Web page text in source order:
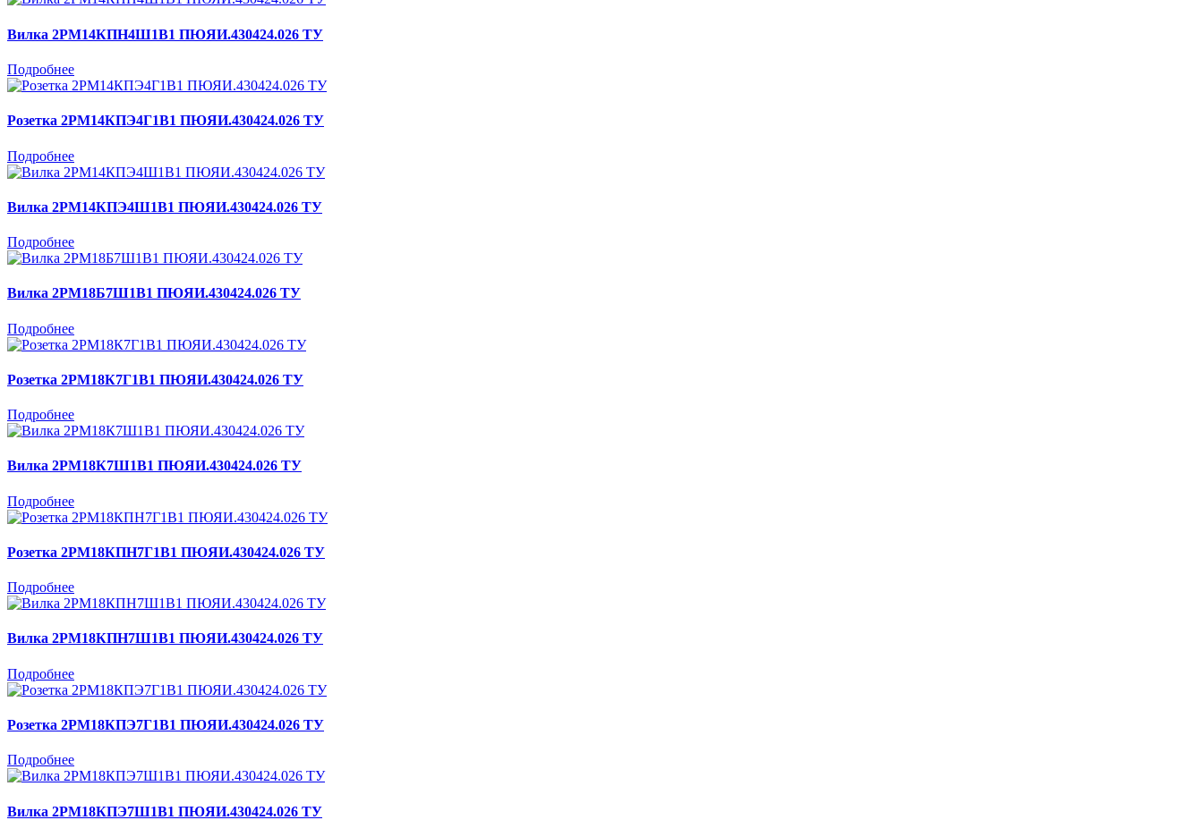
Вилка 2РМ14КПН4Ш1В1 ПЮЯИ.430424.026 ТУ
Подробнее
Розетка 2РМ14КПЭ4Г1В1 ПЮЯИ.430424.026 ТУ
Подробнее
Вилка 2РМ14КПЭ4Ш1В1 ПЮЯИ.430424.026 ТУ
Подробнее
Вилка 2РМ18Б7Ш1В1 ПЮЯИ.430424.026 ТУ
Подробнее
Розетка 2РМ18К7Г1В1 ПЮЯИ.430424.026 ТУ
Подробнее
Вилка 2РМ18К7Ш1В1 ПЮЯИ.430424.026 ТУ
Подробнее
Розетка 2РМ18КПН7Г1В1 ПЮЯИ.430424.026 ТУ
Подробнее
Вилка 2РМ18КПН7Ш1В1 ПЮЯИ.430424.026 ТУ
Подробнее
Розетка 2РМ18КПЭ7Г1В1 ПЮЯИ.430424.026 ТУ
Подробнее
Вилка 2РМ18КПЭ7Ш1В1 ПЮЯИ.430424.026 ТУ